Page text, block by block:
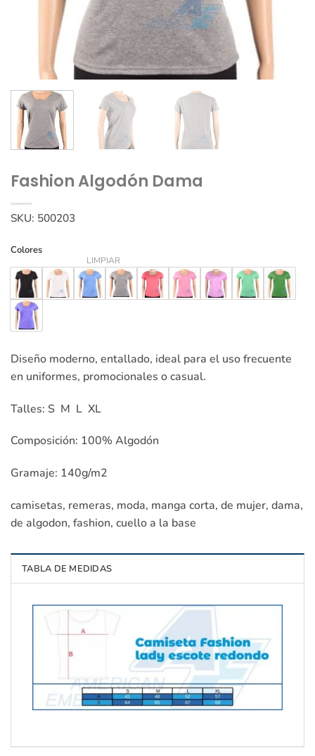
Fashion Algodón Dama
SKU: 500203
Colores
LIMPIAR
Diseño moderno, entallado, ideal para el uso frecuente
en uniformes, promocionales o casual.
Talles: S M L XL
Composición: 100% Algodón
Gramaje: 140g/m2
camisetas, remeras, moda, manga corta, de mujer, dama,
de algodon, fashion, cuello a la base
TABLA DE MEDIDAS